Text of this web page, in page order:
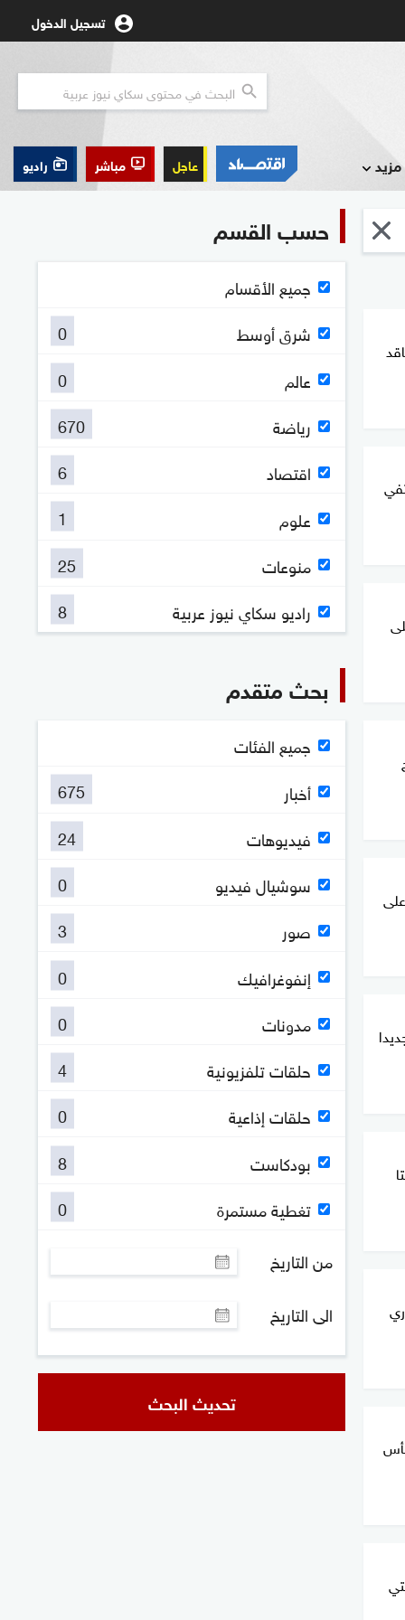
تسجيل الدخول
مزيد عاجل مباشر راديو
حسب القسم
جميع الأقسام
شرق أوسط
0
عالم
0
رياضة
670
اقتصاد
6
علوم
1
منوعات
25
راديو سكاي نيوز عربية
8
بحث متقدم
جميع الفئات
أخبار
675
فيديوهات
24
سوشيال فيديو
0
صور
3
إنفوغرافيك
0
مدونات
0
حلقات تلفزيونية
4
حلقات إذاعية
0
بودكاست
8
تغطية مستمرة
0
من التاريخ
الى التاريخ
تحديث البحث